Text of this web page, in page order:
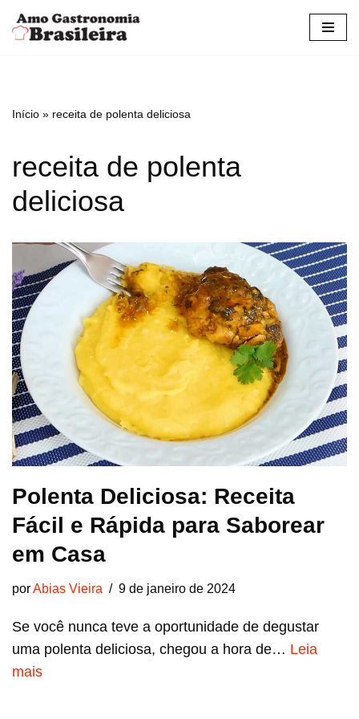
Pular
conteúdo
Início » receita de polenta deliciosa
receita de polenta
deliciosa
Polenta Deliciosa: Receita
Fácil e Rápida para Saborear
em Casa
porAbias Vieira 9 de janeiro de 2024
Se você nunca teve a oportunidade de degustar
uma polenta deliciosa, chegou a hora de… Leia
mais